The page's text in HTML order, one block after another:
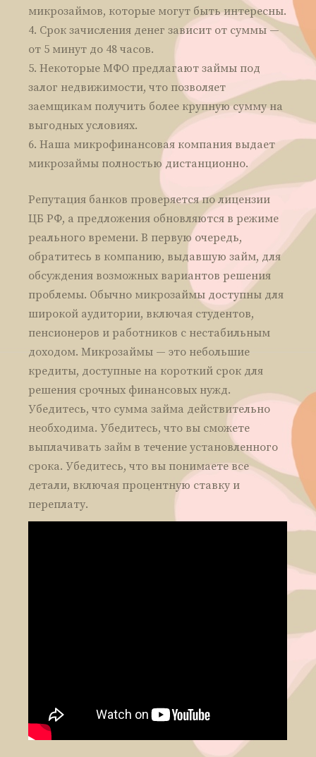
микрозаймов, которые могут быть интересны.
Срок зачисления денег зависит от суммы —
от 5 минут до 48 часов.
Некоторые МФО предлагают займы под
залог недвижимости, что позволяет
заемщикам получить более крупную сумму на
выгодных условиях.
Наша микрофинансовая компания выдает
микрозаймы полностью дистанционно.
Репутация банков проверяется по лицензии
ЦБ РФ, а предложения обновляются в режиме
реального времени. В первую очередь,
обратитесь в компанию, выдавшую займ, для
обсуждения возможных вариантов решения
проблемы. Обычно микрозаймы доступны для
широкой аудитории, включая студентов,
пенсионеров и работников с нестабильным
доходом. Микрозаймы — это небольшие
кредиты, доступные на короткий срок для
решения срочных финансовых нужд.
Убедитесь, что сумма займа действительно
необходима. Убедитесь, что вы сможете
выплачивать займ в течение установленного
срока. Убедитесь, что вы понимаете все
детали, включая процентную ставку и
переплату.